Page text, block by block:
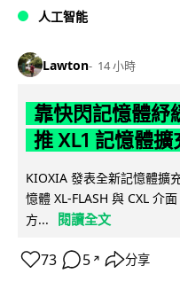
人工智能
Lawton 14 小時
靠快閃記憶體紓
推 XL1 記憶體擴
KIOXIA 發表全新記憶體擴
憶體 XL-FLASH 與 CXL 介
方...
閱讀全文
73 5 ↗ 分享